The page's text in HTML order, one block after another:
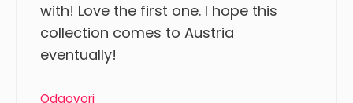
with! Love the first one. I hope this
collection comes to Austria
eventually!
Odgovori